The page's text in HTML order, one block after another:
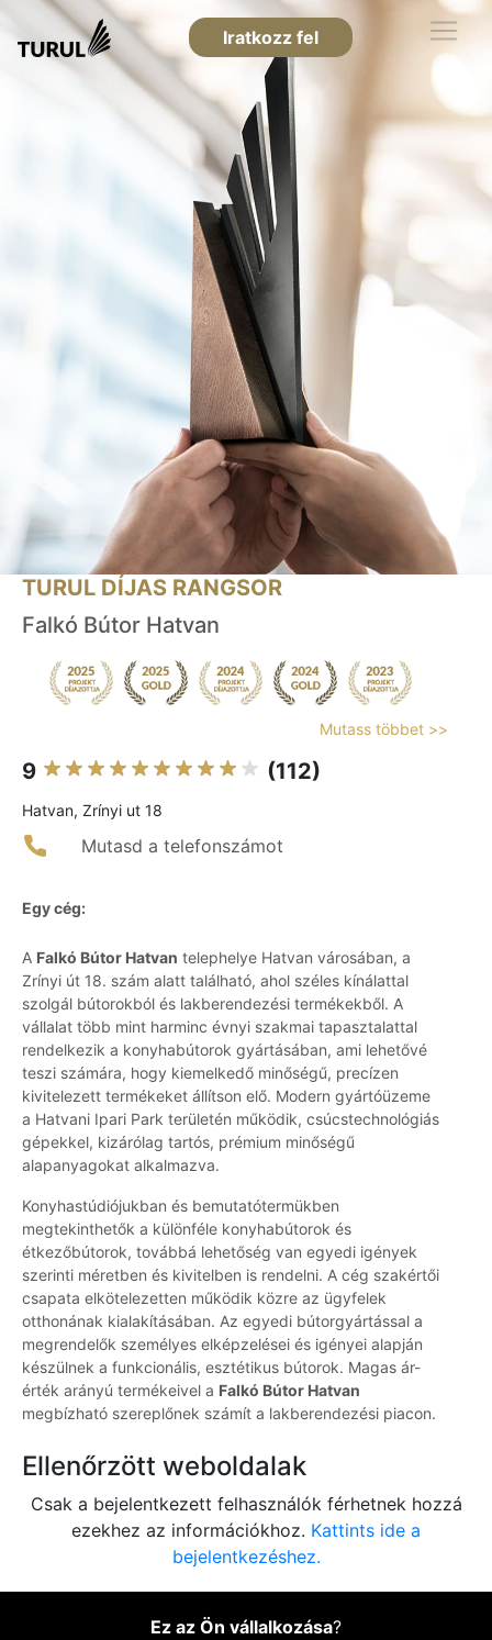
Iratkozz fel
TURUL DÍJAS RANGSOR
Falkó Bútor Hatvan
Mutass többet >>
9 (112)
Hatvan, Zrínyi ut 18
Mutasd a telefonszámot
Egy cég:
A Falkó Bútor Hatvan telephelye Hatvan városában, a
Zrínyi út 18. szám alatt található, ahol széles kínálattal
szolgál bútorokból és lakberendezési termékekből. A
vállalat több mint harminc évnyi szakmai tapasztalattal
rendelkezik a konyhabútorok gyártásában, ami lehetővé
teszi számára, hogy kiemelkedő minőségű, precízen
kivitelezett termékeket állítson elő. Modern gyártóüzeme
a Hatvani Ipari Park területén működik, csúcstechnológiás
gépekkel, kizárólag tartós, prémium minőségű
alapanyagokat alkalmazva.
Konyhastúdiójukban és bemutatótermükben
megtekinthetők a különféle konyhabútorok és
étkezőbútorok, továbbá lehetőség van egyedi igények
szerinti méretben és kivitelben is rendelni. A cég szakértői
csapata elkötelezetten működik közre az ügyfelek
otthonának kialakításában. Az egyedi bútorgyártással a
megrendelők személyes elképzelései és igényei alapján
készülnek a funkcionális, esztétikus bútorok. Magas ár-
érték arányú termékeivel a Falkó Bútor Hatvan
megbízható szereplőnek számít a lakberendezési piacon.
Ellenőrzött weboldalak
Csak a bejelentkezett felhasználók férhetnek hozzá
ezekhez az információkhoz. Kattints ide a
bejelentkezéshez.
Ez az Ön vállalkozása?